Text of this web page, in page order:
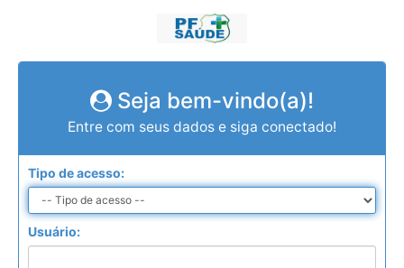
Seja bem-vindo(a)!
Entre com seus dados e siga conectado!
Tipo de acesso:
Usuário: